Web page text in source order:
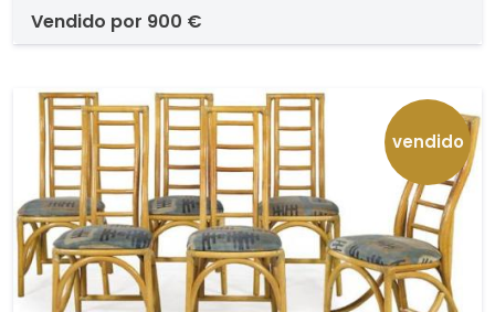
vendido por 900 €
vendido